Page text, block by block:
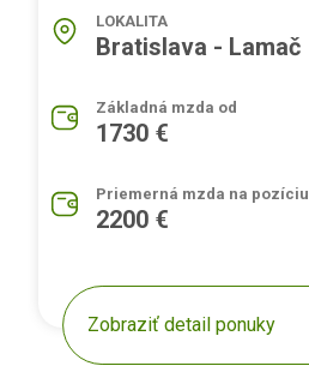
LOKALITA
Bratislava - Lamač
Základná mzda od
1730 €
Priemerná mzda na pozíciu
2200 €
Zobraziť detail ponuky